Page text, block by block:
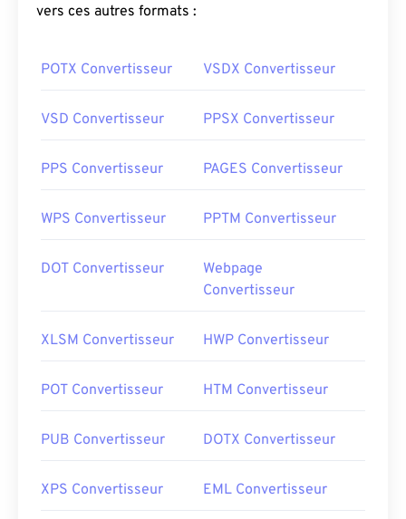
vers ces autres formats :
POTX Convertisseur VSDX Convertisseur
VSD Convertisseur PPSX Convertisseur
PPS Convertisseur PAGES Convertisseur
WPS Convertisseur PPTM Convertisseur
DOT Convertisseur
Webpage
Convertisseur
XLSM Convertisseur HWP Convertisseur
POT Convertisseur HTM Convertisseur
PUB Convertisseur DOTX Convertisseur
XPS Convertisseur EML Convertisseur